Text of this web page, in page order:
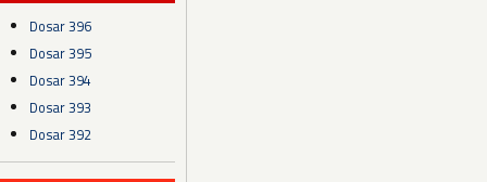
Dosar 396
Dosar 395
Dosar 394
Dosar 393
Dosar 392